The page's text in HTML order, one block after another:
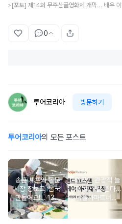
>
0
투어코리아 방문하기
투어코리아의 모든 포스트
송훈 셰프와 동문
시장 장보고 ‘몸국’
만들어요!… 13일
‘제주미행’ 특별회
차 운영
외국인 관광객 늘
자 ‘호스텔’ 뜬다…
야놀자파트너스,
‘스테이 아리재’ 4